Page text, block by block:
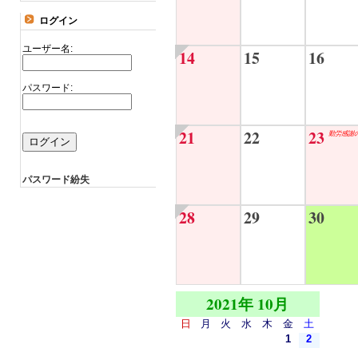
ログイン
ユーザー名:
パスワード:
パスワード紛失
14 15 16
21 22 23 勤労感謝
28 29 30
2021年 10月
日 月 火 水 木 金
土
1
2